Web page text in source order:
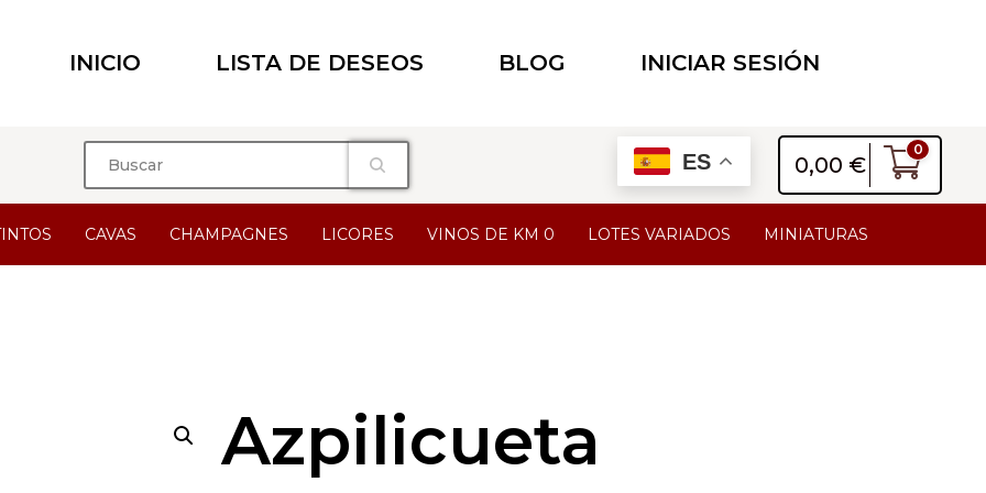
INICIO LISTA DE DESEOS BLOG INICIAR SESIÓN
ES 0,00 €
0
CAVAS CHAMPAGNES LICORES VINOS DE KM 0 LOTES VARIADOS MINIATURAS
Azpilicueta